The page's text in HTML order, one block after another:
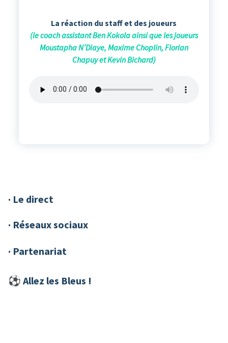
La réaction du staff et des joueurs
(le coach assistant Ben Kokola ainsi que les joueurs
Moustapha N’Diaye, Maxime Choplin, Florian
Chapuy et Kevin Bichard)
· Le direct
· Réseaux sociaux
· Partenariat
⚽︎ Allez les Bleus !